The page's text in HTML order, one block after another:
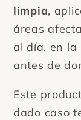
limpia,
áreas
al día, en la
antes de
Este
dado caso